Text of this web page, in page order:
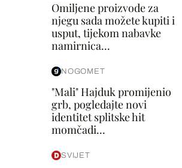
Omiljene proizvode za
njegu sada možete kupiti i
usput, tijekom nabavke
namirnica...
NOGOMET
"Mali" Hajduk promijenio
grb, pogledajte novi
identitet splitske hit
momčadi...
SVIJET